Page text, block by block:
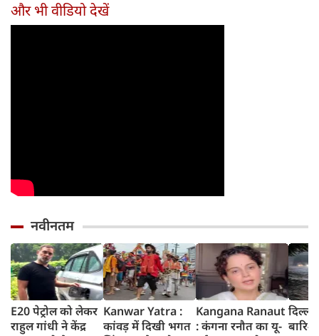
और भी वीडियो देखें
नवीनतम
E20 पेट्रोल को लेकर
राहुल गांधी ने केंद्र
Kanwar Yatra :
कांवड़ में दिखी भगत
Kangana Ranaut
: कंगना रनौत का यू-